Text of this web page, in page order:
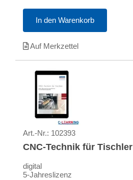
In den Warenkorb
Auf Merkzettel
Art.-Nr.: 102393
CNC-Technik für Tischler
digital
5-Jahreslizenz